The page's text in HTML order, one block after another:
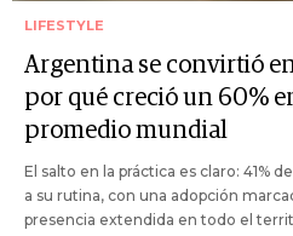
LIFESTYLE
Argentina se convirtió
por qué creció un 60%
promedio mundial
El salto en la práctica es claro: 41%
a su rutina, con una adopción
presencia extendida en todo el